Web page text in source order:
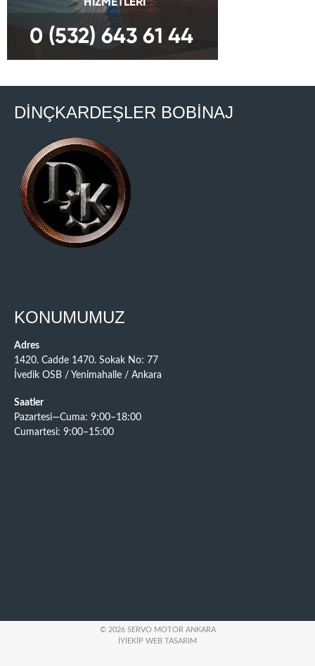
DİNÇKARDEŞLER BOBİNAJ
KONUMUMUZ
Adres
1420. Cadde 1470. Sokak No: 77
İvedik OSB / Yenimahalle / Ankara
Saatler
Pazartesi—Cuma: 9:00–18:00
Cumartesi: 9:00–15:00
© 2026 SERVO MOTOR ANKARA
İYIEKIP WEB TASARIM